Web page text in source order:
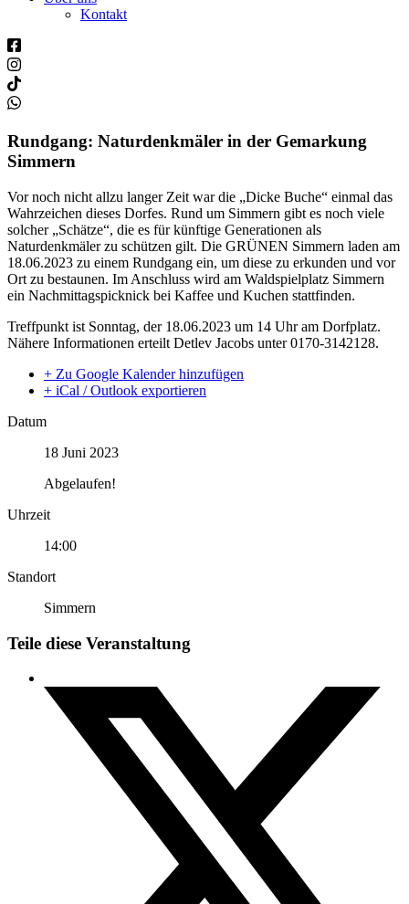
Kontakt
Rundgang: Naturdenkmäler in der Gemarkung
Simmern
Vor noch nicht allzu langer Zeit war die „Dicke Buche“ einmal das
Wahrzeichen dieses Dorfes. Rund um Simmern gibt es noch viele
solcher „Schätze“, die es für künftige Generationen als
Naturdenkmäler zu schützen gilt. Die GRÜNEN Simmern laden am
18.06.2023 zu einem Rundgang ein, um diese zu erkunden und vor
Ort zu bestaunen. Im Anschluss wird am Waldspielplatz Simmern
ein Nachmittagspicknick bei Kaffee und Kuchen stattfinden.
Treffpunkt ist Sonntag, der 18.06.2023 um 14 Uhr am Dorfplatz.
Nähere Informationen erteilt Detlev Jacobs unter 0170-3142128.
+ Zu Google Kalender hinzufügen
+ iCal / Outlook exportieren
Datum
18 Juni 2023
Abgelaufen!
Uhrzeit
14:00
Standort
Simmern
Teile diese Veranstaltung